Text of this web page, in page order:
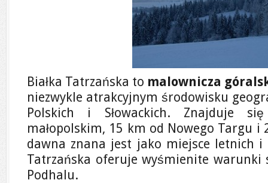
Białka Tatrzańska to malownicza
niezwykle atrakcyjnym środowisku
Polskich i Słowackich. Znajduje
małopolskim, 15 km od Nowego Targu i
dawna znana jest jako miejsce letnich i
Tatrzańska oferuje wyśmienite warunki
Podhalu.